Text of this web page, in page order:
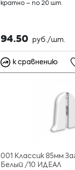
кратно – по 20 шт.
94.50 руб./шт.
к сравнению
001 Классик 85мм
Белый /10 ИДЕАЛ